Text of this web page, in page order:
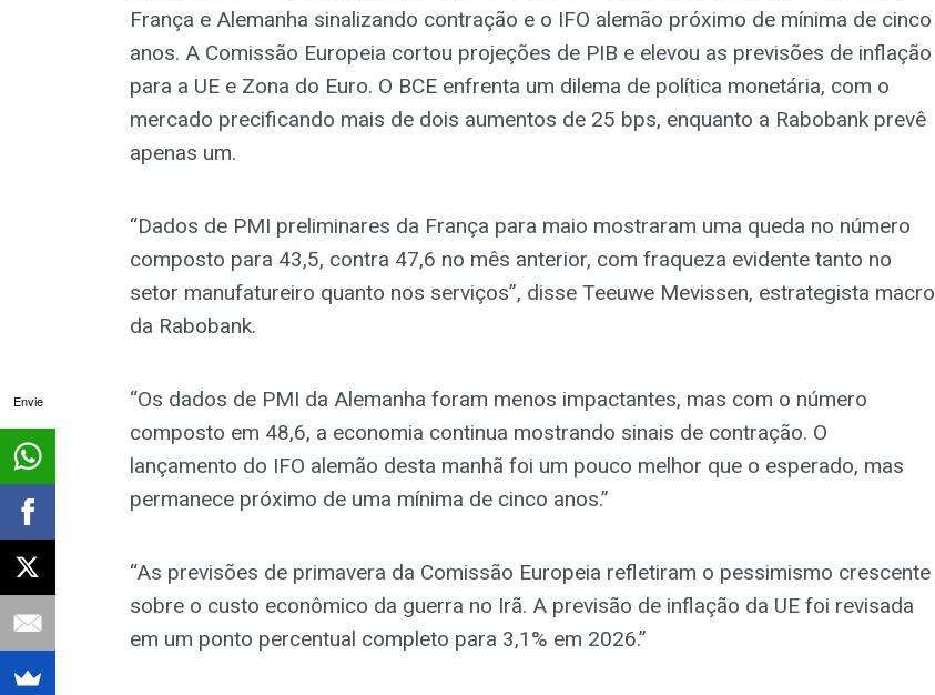
França e Alemanha sinalizando contração e o IFO alemão próximo de mínima de cinco
anos. A Comissão Europeia cortou projeções de PIB e elevou as previsões de inflação
para a UE e Zona do Euro. O BCE enfrenta um dilema de política monetária, com o
mercado precificando mais de dois aumentos de 25 bps, enquanto a Rabobank prevê
apenas um.
“Dados de PMI preliminares da França para maio mostraram uma queda no número
composto para 43,5, contra 47,6 no mês anterior, com fraqueza evidente tanto no
setor manufatureiro quanto nos serviços”, disse Teeuwe Mevissen, estrategista macro
da Rabobank.
“Os dados de PMI da Alemanha foram menos impactantes, mas com o número
composto em 48,6, a economia continua mostrando sinais de contração. O
lançamento do IFO alemão desta manhã foi um pouco melhor que o esperado, mas
permanece próximo de uma mínima de cinco anos.”
“As previsões de primavera da Comissão Europeia refletiram o pessimismo crescente
sobre o custo econômico da guerra no Irã. A previsão de inflação da UE foi revisada
em um ponto percentual completo para 3,1% em 2026.”
Envie